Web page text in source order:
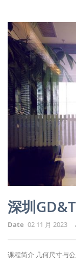
深圳
Date 02 11 月 2023
课程简介 几何尺寸与